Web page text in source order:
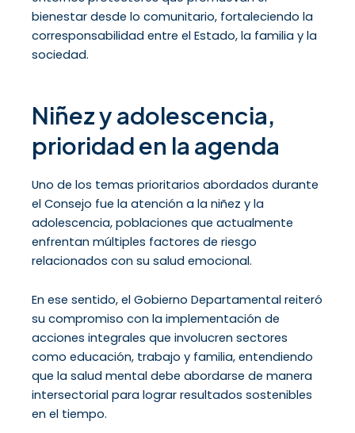
bienestar desde lo comunitario, fortaleciendo la
corresponsabilidad entre el Estado, la familia y la
sociedad.
Niñez y adolescencia,
prioridad en la agenda
Uno de los temas prioritarios abordados durante
el Consejo fue la atención a la niñez y la
adolescencia, poblaciones que actualmente
enfrentan múltiples factores de riesgo
relacionados con su salud emocional.
En ese sentido, el Gobierno Departamental reiteró
su compromiso con la implementación de
acciones integrales que involucren sectores
como educación, trabajo y familia, entendiendo
que la salud mental debe abordarse de manera
intersectorial para lograr resultados sostenibles
en el tiempo.